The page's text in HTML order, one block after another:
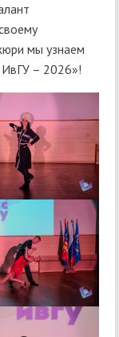
мы узнаем
– 2026»!